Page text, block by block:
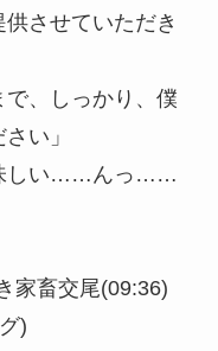
させていただき
で、しっかり、僕
い」
しい……んっ……
家畜交尾(09:36)
)